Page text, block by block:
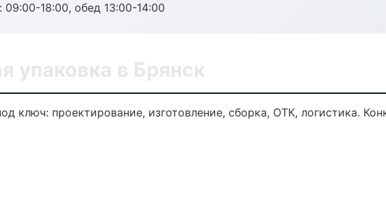
09:00-18:00, обед 13:00-14:00
упаковка в Брянск
ключ: проектирование, изготовление, сборка, ОТК, логистика.